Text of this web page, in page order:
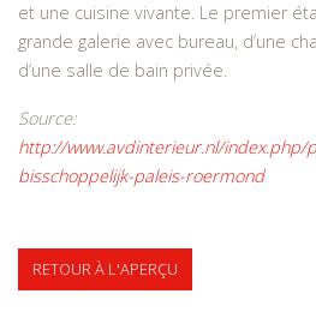
et une cuisine vivante. Le premier
grande galerie avec bureau, d’une
d’une salle de bain privée.
Source:
http://www.avdinterieur.nl/
bisschoppelijk-paleis-roermond
RETOUR À L'APERÇU